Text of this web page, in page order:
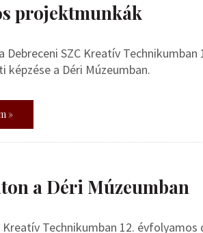
projektmunkák
Debreceni SZC Kreatív
képzése a Déri Múzeumban.
»
a Déri Múzeumban
Kreatív Technikumban 12.